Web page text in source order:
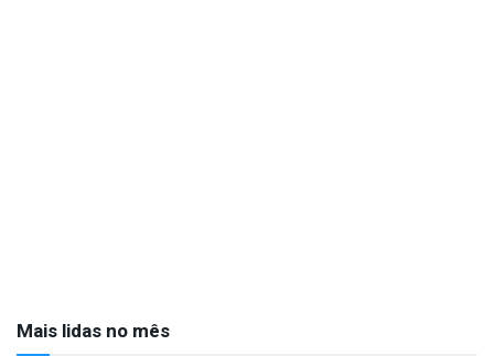
Mais lidas no mês